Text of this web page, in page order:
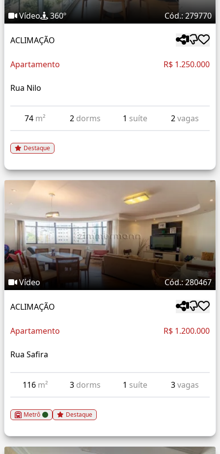
Vídeo 360º Cód.: 279770
ACLIMAÇÃO
Apartamento R$ 1.250.000
Rua Nilo
74 m² 2 dorms 1 suíte 2vagas
Destaque
Vídeo Cód.: 280467
ACLIMAÇÃO
Apartamento R$ 1.200.000
Rua Safira
116 m² 3 dorms 1 suíte 3vagas
Metrô Destaque